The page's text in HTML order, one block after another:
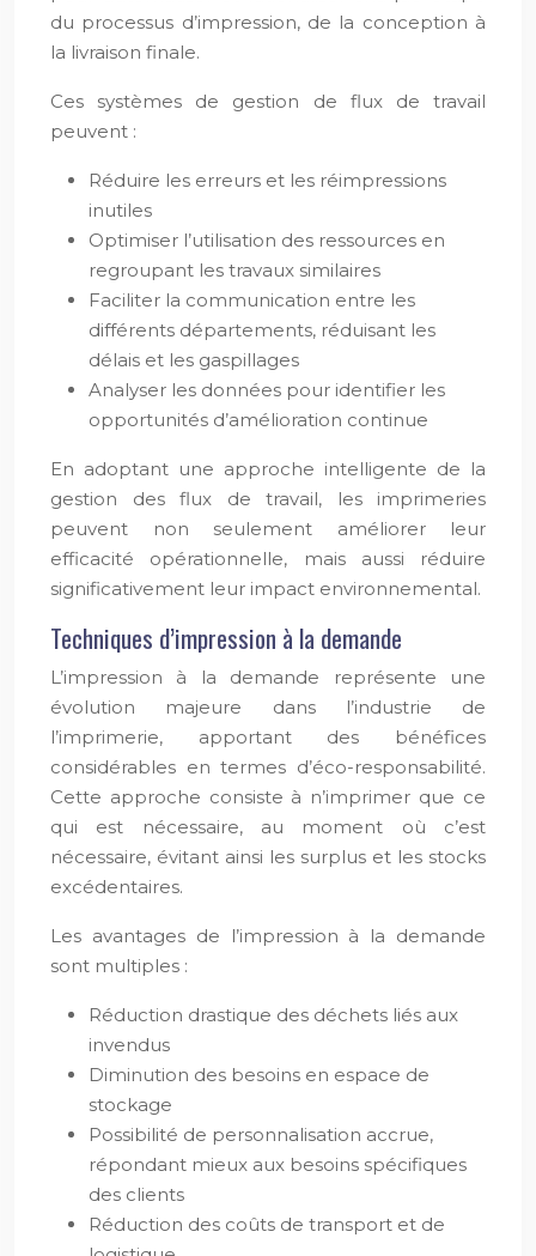
du processus d’impression, de la conception à
la livraison finale.
Ces systèmes de gestion de flux de travail
peuvent :
Réduire les erreurs et les réimpressions
inutiles
Optimiser l’utilisation des ressources en
regroupant les travaux similaires
Faciliter la communication entre les
différents départements, réduisant les
délais et les gaspillages
Analyser les données pour identifier les
opportunités d’amélioration continue
En adoptant une approche intelligente de la
gestion des flux de travail, les imprimeries
peuvent non seulement améliorer leur
efficacité opérationnelle, mais aussi réduire
significativement leur impact environnemental.
Techniques d’impression à la demande
L’impression à la demande représente une
évolution majeure dans l’industrie de
l’imprimerie, apportant des bénéfices
considérables en termes d’éco-responsabilité.
Cette approche consiste à n’imprimer que ce
qui est nécessaire, au moment où c’est
nécessaire, évitant ainsi les surplus et les stocks
excédentaires.
Les avantages de l’impression à la demande
sont multiples :
Réduction drastique des déchets liés aux
invendus
Diminution des besoins en espace de
stockage
Possibilité de personnalisation accrue,
répondant mieux aux besoins spécifiques
des clients
Réduction des coûts de transport et de